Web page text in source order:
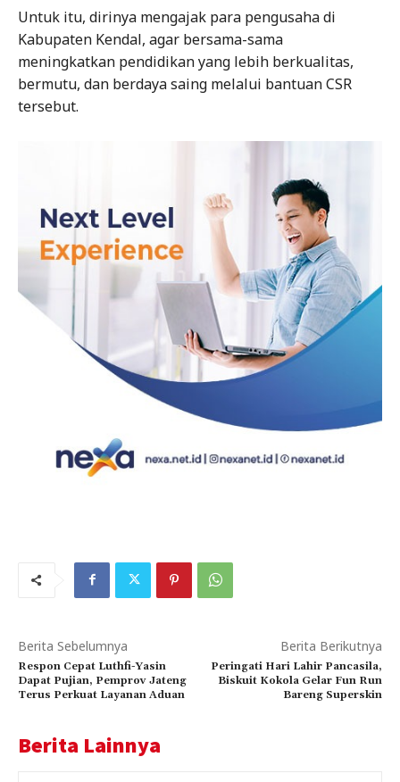
Untuk itu, dirinya mengajak para pengusaha di
Kabupaten Kendal, agar bersama-sama
meningkatkan pendidikan yang lebih berkualitas,
bermutu, dan berdaya saing melalui bantuan CSR
tersebut.
Berita Sebelumnya
Respon Cepat Luthfi-Yasin
Dapat Pujian, Pemprov Jateng
Terus Perkuat Layanan Aduan
Berita Berikutnya
Peringati Hari Lahir Pancasila,
Biskuit Kokola Gelar Fun Run
Bareng Superskin
Berita Lainnya